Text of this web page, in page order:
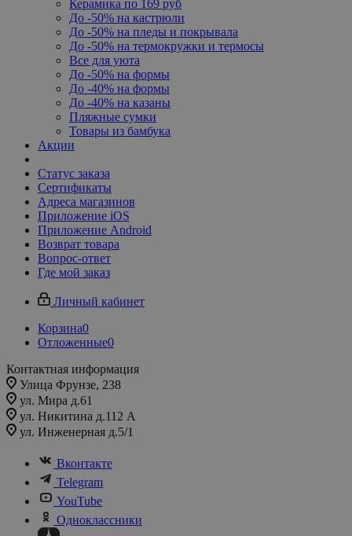
Керамика по 169 руб
До -50% на кастрюли
До -50% на пледы и покрывала
До -50% на термокружки и термосы
Все для уюта
До -50% на формы
До -40% на формы
До -40% на казаны
Пляжные сумки
Товары из бамбука
Акции
Статус заказа
Сертификаты
Адреса магазинов
Приложение iOS
Приложение Android
Возврат товара
Вопрос-ответ
Где мой заказ
Личный кабинет
Корзина0
Отложенные0
Контактная информация
Улица Фрунзе, 238​
ул. Мира д.61
ул. Никитина д.112 А
ул. Инженерная д.5/1
Вконтакте
Telegram
YouTube
Одноклассники